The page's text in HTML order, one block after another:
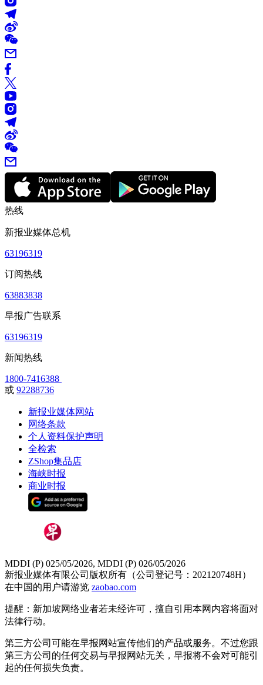
热线
新报业媒体总机
63196319
订阅热线
63883838
早报广告联系
63196319
新闻热线
1800-7416388
或 92288736
新报业媒体网站
网络条款
个人资料保护声明
全检索
ZShop集品店
海峡时报
商业时报
MDDI (P) 025/05/2026, MDDI (P) 026/05/2026
新报业媒体有限公司版权所有（公司登记号：202120748H）
在中国的用户请游览 zaobao.com
提醒：新加坡网络业者若未经许可，擅自引用本网内容将面对
法律行动。
第三方公司可能在早报网站宣传他们的产品或服务。不过您跟
第三方公司的任何交易与早报网站无关，早报将不会对可能引
起的任何损失负责。